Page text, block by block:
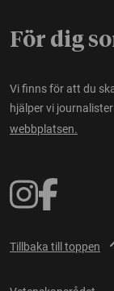
För dig
Vi finns för att du
hjälper vi
webbplatsen.
Tillbaka till toppen